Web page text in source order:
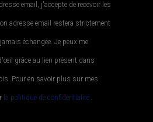
email, j'accepte de recevoir les
adresse email restera strictement
échangée. Je peux me
grâce au lien présent dans
Pour en savoir plus sur mes
la politique de confidentialité..